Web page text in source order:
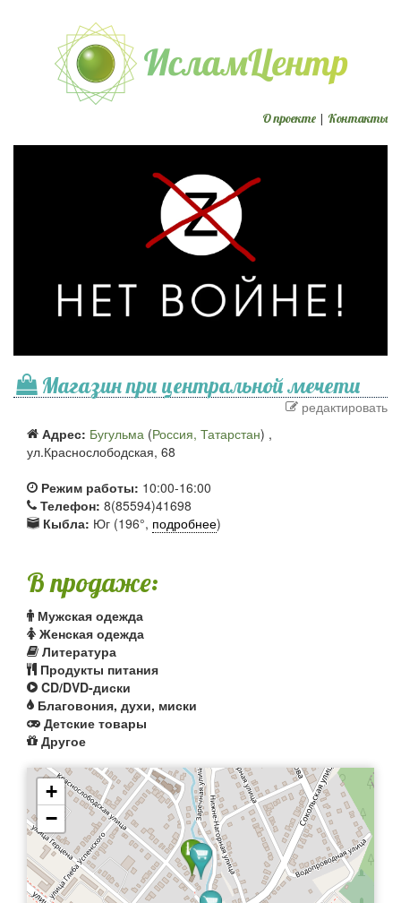
О проекте | Контакты
Магазин при центральной мечети
редактировать
Адрес: Бугульма (Россия, Татарстан) ,
ул.Краснослободская, 68
Режим работы: 10:00-16:00
Телефон: 8(85594)41698
Кыбла: Юг (196°, подробнее)
В продаже:
Мужская одежда
Женская одежда
Литература
Продукты питания
CD/DVD-диски
Благовония, духи, миски
Детские товары
Другое
+
−